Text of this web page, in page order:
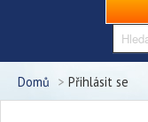
Domů > Přihlásit se